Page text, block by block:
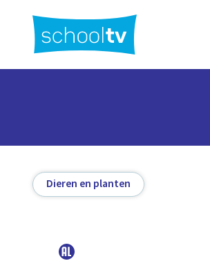
hoofdinhoud
Dieren en planten